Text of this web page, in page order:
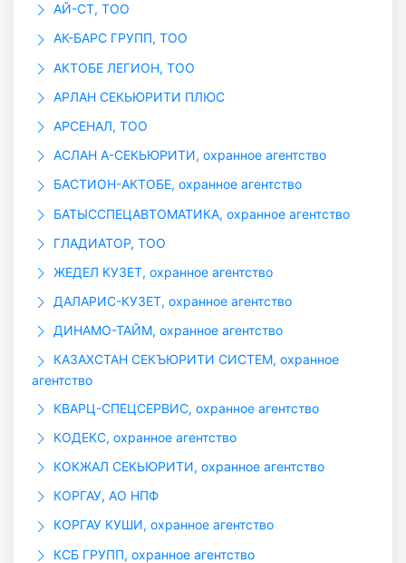
АЙ-СТ, ТОО
АК-БАРС ГРУПП, ТОО
АКТОБЕ ЛЕГИОН, ТОО
АРЛАН СЕКЬЮРИТИ ПЛЮС
АРСЕНАЛ, ТОО
АСЛАН А-СЕКЬЮРИТИ, охранное агентство
БАСТИОН-АКТОБЕ, охранное агентство
БАТЫССПЕЦАВТОМАТИКА, охранное агентство
ГЛАДИАТОР, ТОО
ЖЕДЕЛ КУЗЕТ, охранное агентство
ДАЛАРИС-КУЗЕТ, охранное агентство
ДИНАМО-ТАЙМ, охранное агентство
КАЗАХСТАН СЕКЪЮРИТИ СИСТЕМ, охранное
агентство
КВАРЦ-СПЕЦСЕРВИС, охранное агентство
КОДЕКС, охранное агентство
КОКЖАЛ СЕКЬЮРИТИ, охранное агентство
КОРГАУ, АО НПФ
КОРГАУ КУШИ, охранное агентство
КСБ ГРУПП, охранное агентство